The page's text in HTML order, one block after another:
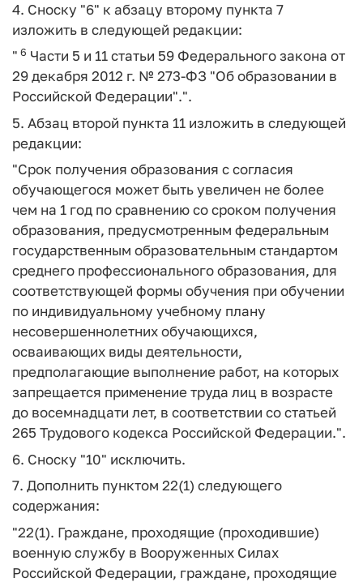
4. Сноску "6" к абзацу второму пункта 7
изложить в следующей редакции:
" 6 Части 5 и 11 статьи 59 Федерального закона от
29 декабря 2012 г. № 273-ФЗ "Об образовании в
Российской Федерации".".
5. Абзац второй пункта 11 изложить в следующей
редакции:
"Срок получения образования с согласия
обучающегося может быть увеличен не более
чем на 1 год по сравнению со сроком получения
образования, предусмотренным федеральным
государственным образовательным стандартом
среднего профессионального образования, для
соответствующей формы обучения при обучении
по индивидуальному учебному плану
несовершеннолетних обучающихся,
осваивающих виды деятельности,
предполагающие выполнение работ, на которых
запрещается применение труда лиц в возрасте
до восемнадцати лет, в соответствии со статьей
265 Трудового кодекса Российской Федерации.".
6. Сноску "10" исключить.
7. Дополнить пунктом 22(1) следующего
содержания:
"22(1). Граждане, проходящие (проходившие)
военную службу в Вооруженных Силах
Российской Федерации, граждане, проходящие